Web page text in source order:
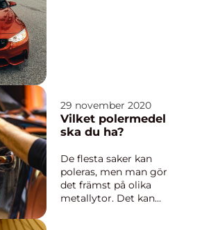
startmotor drivs av
ett ...
29 november 2020
Vilket polermedel
ska du ha?
De flesta saker kan
poleras, men man gör
det främst på olika
metallytor. Det kan